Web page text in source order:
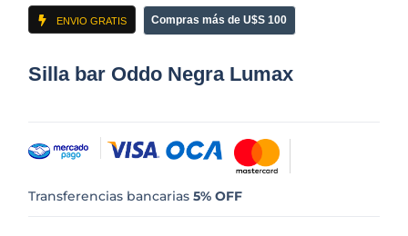
ENVIO GRATIS Compras más de U$S 100
Silla bar Oddo Negra Lumax
Transferencias bancarias5% OFF